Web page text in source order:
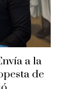
a la
de